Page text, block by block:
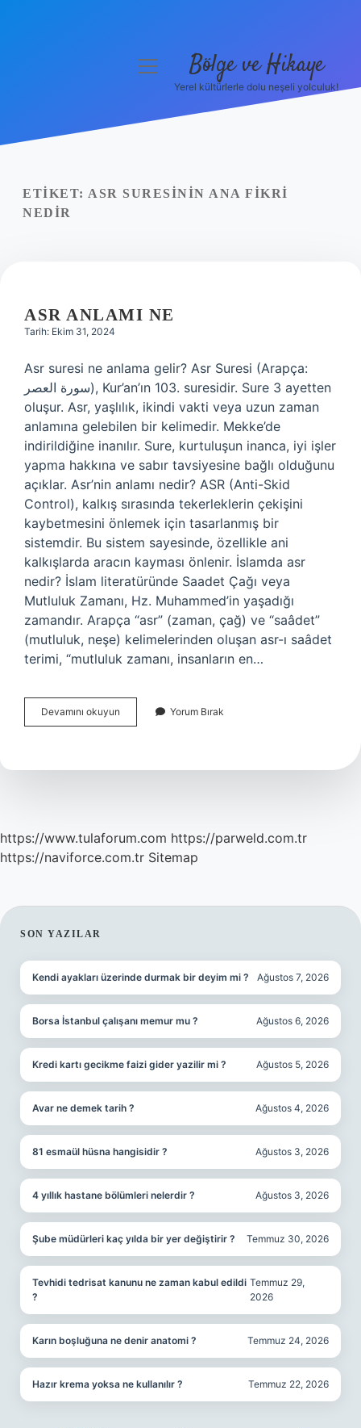
Yasal Uyarı
menüyü
Bölge ve Hikaye
Yerel kültürlerle dolu neşeli yolculuk!
ETIKET: ASR SURESININ ANA FIKRI
NEDIR
ASR ANLAMI NE
Tarih: Ekim 31, 2024
Asr suresi ne anlama gelir? Asr Suresi (Arapça:
سورة العصر), Kur’an’ın 103. suresidir. Sure 3 ayetten
oluşur. Asr, yaşlılık, ikindi vakti veya uzun zaman
anlamına gelebilen bir kelimedir. Mekke’de
indirildiğine inanılır. Sure, kurtuluşun inanca, iyi işler
yapma hakkına ve sabır tavsiyesine bağlı olduğunu
açıklar. Asr’nin anlamı nedir? ASR (Anti-Skid
Control), kalkış sırasında tekerleklerin çekişini
kaybetmesini önlemek için tasarlanmış bir
sistemdir. Bu sistem sayesinde, özellikle ani
kalkışlarda aracın kayması önlenir. İslamda asr
nedir? İslam literatüründe Saadet Çağı veya
Mutluluk Zamanı, Hz. Muhammed’in yaşadığı
zamandır. Arapça “asr” (zaman, çağ) ve “saâdet”
(mutluluk, neşe) kelimelerinden oluşan asr-ı saâdet
terimi, “mutluluk zamanı, insanların en…
Devamını okuyun
Anlamı
Yorum Bırak
https://www.tulaforum.com https://parweld.com.tr
https://naviforce.com.tr Sitemap
SIDEBAR
SON YAZILAR
Kendi ayakları üzerinde durmak bir deyim mi ? Ağustos 7, 2026
Borsa İstanbul çalışanı memur mu ? Ağustos 6, 2026
Kredi kartı gecikme faizi gider yazilir mi ? Ağustos 5, 2026
Avar ne demek tarih ? Ağustos 4, 2026
81 esmaül hüsna hangisidir ? Ağustos 3, 2026
4 yıllık hastane bölümleri nelerdir ? Ağustos 3, 2026
Şube müdürleri kaç yılda bir yer değiştirir ? Temmuz 30, 2026
Tevhidi tedrisat kanunu ne zaman kabul edildi
?
Temmuz 29,
2026
Karın boşluğuna ne denir anatomi ? Temmuz 24, 2026
Hazır krema yoksa ne kullanılır ? Temmuz 22, 2026